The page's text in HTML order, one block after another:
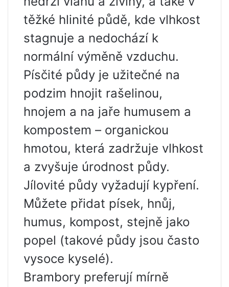
těžké hlinité půdě, kde vlhkost
stagnuje a nedochází k
normální výměně vzduchu.
Písčité půdy je užitečné na
podzim hnojit rašelinou,
hnojem a na jaře humusem a
kompostem – organickou
hmotou, která zadržuje vlhkost
a zvyšuje úrodnost půdy.
Jílovité půdy vyžadují kypření.
Můžete přidat písek, hnůj,
humus, kompost, stejně jako
popel (takové půdy jsou často
vysoce kyselé).
Brambory preferují mírně